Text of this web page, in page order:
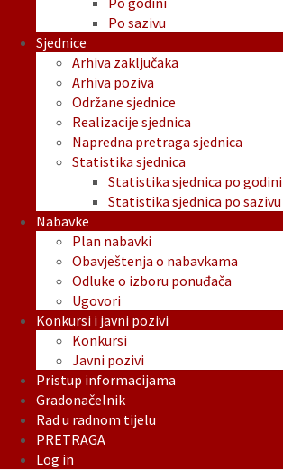
Po sazivu
Sjednice
Arhiva zaključaka
Arhiva poziva
Održane sjednice
Realizacije sjednica
Napredna pretraga sjednica
Statistika sjednica
Statistika sjednica po godini
Statistika sjednica po sazivu
Nabavke
Plan nabavki
Obavještenja o nabavkama
Odluke o izboru ponuđača
Ugovori
Konkursi i javni pozivi
Konkursi
Javni pozivi
Pristup informacijama
Gradonačelnik
Rad u radnom tijelu
PRETRAGA
Log in